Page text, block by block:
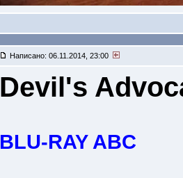
Написано: 06.11.2014, 23:00
Devil's
BLU-RAY ABC